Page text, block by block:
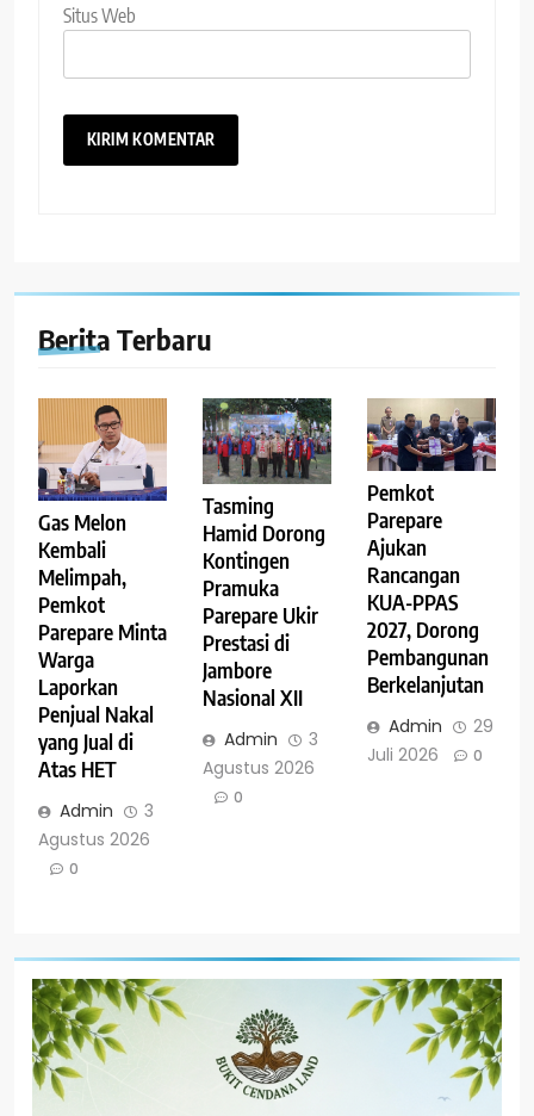
Situs Web
Berita Terbaru
Gas Melon
Kembali
Melimpah,
Pemkot
Parepare Minta
Warga
Laporkan
Penjual Nakal
yang Jual di
Atas HET
Admin
3
Agustus 2026
0
Tasming
Hamid Dorong
Kontingen
Pramuka
Parepare Ukir
Prestasi di
Jambore
Nasional XII
Admin
3
Agustus 2026
0
Pemkot
Parepare
Ajukan
Rancangan
KUA-PPAS
2027, Dorong
Pembangunan
Berkelanjutan
Admin
29
Juli 2026
0